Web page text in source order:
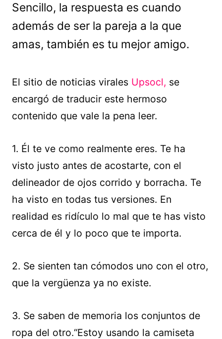
Sencillo, la respuesta es cuando
además de ser la pareja a la que
amas, también es tu mejor amigo.
El sitio de noticias virales Upsocl, se
encargó de traducir este hermoso
contenido que vale la pena leer.
1. Él te ve como realmente eres. Te ha
visto justo antes de acostarte, con el
delineador de ojos corrido y borracha. Te
ha visto en todas tus versiones. En
realidad es ridículo lo mal que te has visto
cerca de él y lo poco que te importa.
2. Se sienten tan cómodos uno con el otro,
que la vergüenza ya no existe.
3. Se saben de memoria los conjuntos de
ropa del otro.“Estoy usando la camiseta